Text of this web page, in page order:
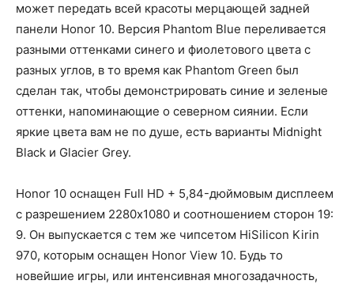
может передать всей красоты мерцающей задней
панели Honor 10. Версия Phantom Blue переливается
разными оттенками синего и фиолетового цвета с
разных углов, в то время как Phantom Green был
сделан так, чтобы демонстрировать синие и зеленые
оттенки, напоминающие о северном сиянии. Если
яркие цвета вам не по душе, есть варианты Midnight
Black и Glacier Grey.
Honor 10 оснащен Full HD + 5,84-дюймовым дисплеем
с разрешением 2280x1080 и соотношением сторон 19:
9. Он выпускается с тем же чипсетом HiSilicon Kirin
970, которым оснащен Honor View 10. Будь то
новейшие игры, или интенсивная многозадачность,